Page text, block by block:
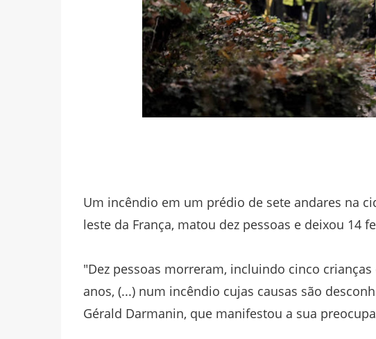
Um incêndio em um prédio de sete andares na
leste da França, matou dez pessoas e deixou 14
"Dez pessoas morreram, incluindo cinco
anos, (...) num incêndio cujas causas são
Gérald Darmanin, que manifestou a sua